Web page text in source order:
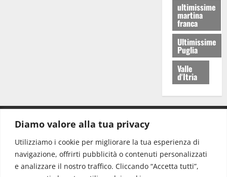
Diamo valore alla tua privacy
Utilizziamo i cookie per migliorare la tua esperienza di
navigazione, offrirti pubblicità o contenuti personalizzati
e analizzare il nostro traffico. Cliccando “Accetta tutti”,
ultimissime
martina
franca
Ultimissime
Puglia
Valle
d'Itria
Redazione: redazione@www.martinasera.it
Direttore:direttore@www.martinasera.it